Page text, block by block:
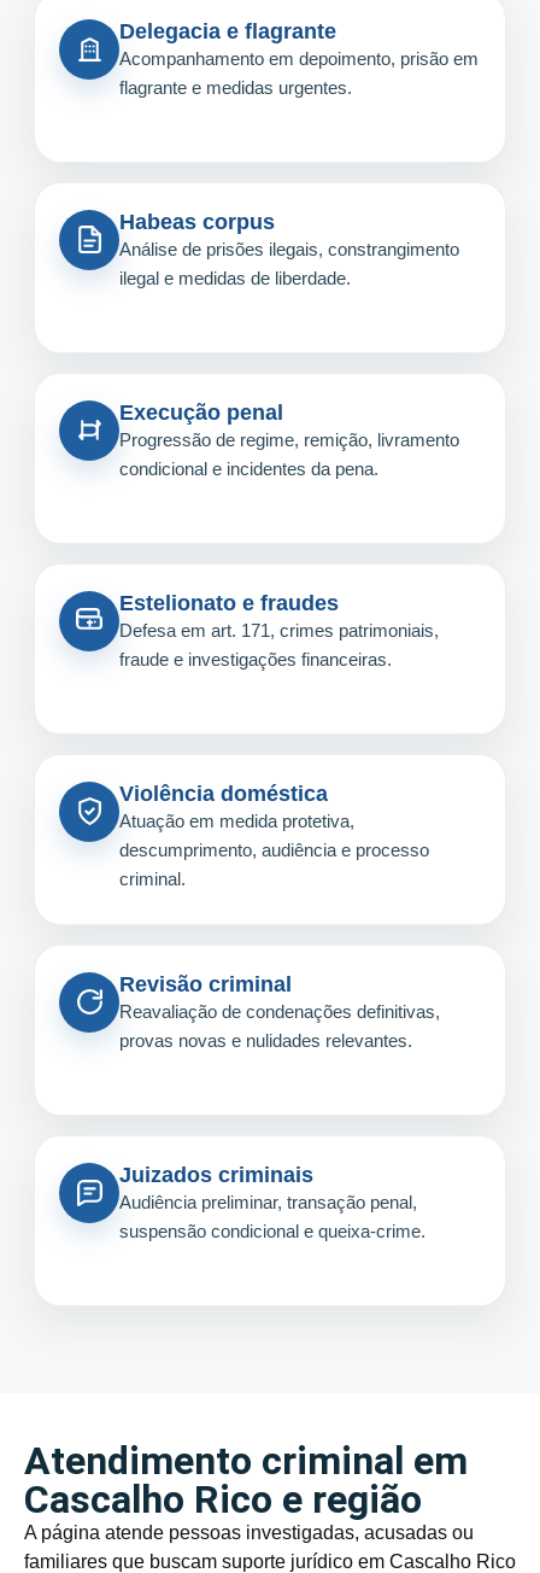
Delegacia e flagrante
Acompanhamento em depoimento, prisão em
flagrante e medidas urgentes.
Habeas corpus
Análise de prisões ilegais, constrangimento
ilegal e medidas de liberdade.
Execução penal
Progressão de regime, remição, livramento
condicional e incidentes da pena.
Estelionato e fraudes
Defesa em art. 171, crimes patrimoniais,
fraude e investigações financeiras.
Violência doméstica
Atuação em medida protetiva,
descumprimento, audiência e processo
criminal.
Revisão criminal
Reavaliação de condenações definitivas,
provas novas e nulidades relevantes.
Juizados criminais
Audiência preliminar, transação penal,
suspensão condicional e queixa-crime.
Atendimento criminal em
Cascalho Rico e região
A página atende pessoas investigadas, acusadas ou
familiares que buscam suporte jurídico em Cascalho Rico